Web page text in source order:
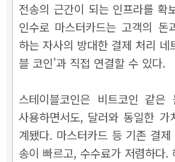
전송의 근간이 되는 인프라를 확
인수로 마스터카드는 고객의 돈
하는 자사의 방대한 결제 처리 네
블 코인’과 직접 연결할 수 있다.
스테이블코인은 비트코인 같은
사용하면서도, 달러와 동일한 가
계됐다. 마스터카드 등 기존 결제
송이 빠르고, 수수료가 저렴하다.